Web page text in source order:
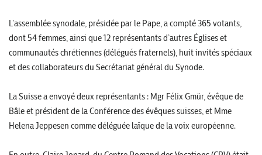
L’assemblée synodale, présidée par le Pape, a compté 365 votants,
dont 54 femmes, ainsi que 12 représentants d’autres Églises et
communautés chrétiennes (délégués fraternels), huit invités spéciaux
et des collaborateurs du Secrétariat général du Synode.
La Suisse a envoyé deux représentants : Mgr Félix Gmür, évêque de
Bâle et président de la Conférence des évêques suisses, et Mme
Helena Jeppesen comme déléguée laïque de la voix européenne.